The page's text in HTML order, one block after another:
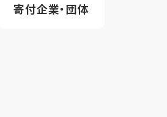
寄付企業・団体